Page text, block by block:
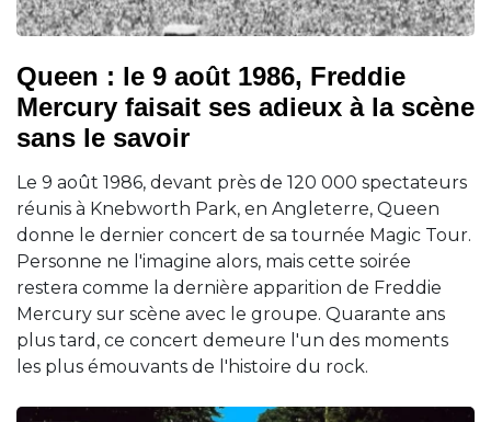
Queen : le 9 août 1986, Freddie
Mercury faisait ses adieux à la scène
sans le savoir
Le 9 août 1986, devant près de 120 000 spectateurs
réunis à Knebworth Park, en Angleterre, Queen
donne le dernier concert de sa tournée Magic Tour.
Personne ne l'imagine alors, mais cette soirée
restera comme la dernière apparition de Freddie
Mercury sur scène avec le groupe. Quarante ans
plus tard, ce concert demeure l'un des moments
les plus émouvants de l'histoire du rock.